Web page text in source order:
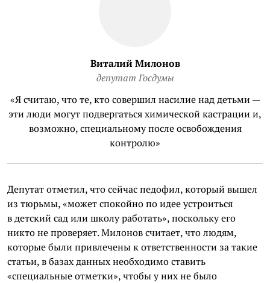
Виталий Милонов
депутат Госдумы
«Я считаю, что те, кто совершил насилие над детьми —
эти люди могут подвергаться химической кастрации и,
возможно, специальному после освобождения
контролю»
Депутат отметил, что сейчас педофил, который вышел
из тюрьмы, «может спокойно по идее устроиться
в детский сад или школу работать», поскольку его
никто не проверяет. Милонов считает, что людям,
которые были привлечены к ответственности за такие
статьи, в базах данных необходимо ставить
«специальные отметки», чтобы у них не было